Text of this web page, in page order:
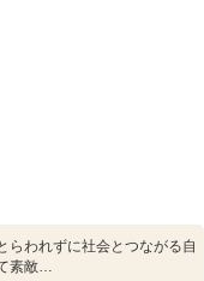
らわれずに社会とつながる自
素敵…